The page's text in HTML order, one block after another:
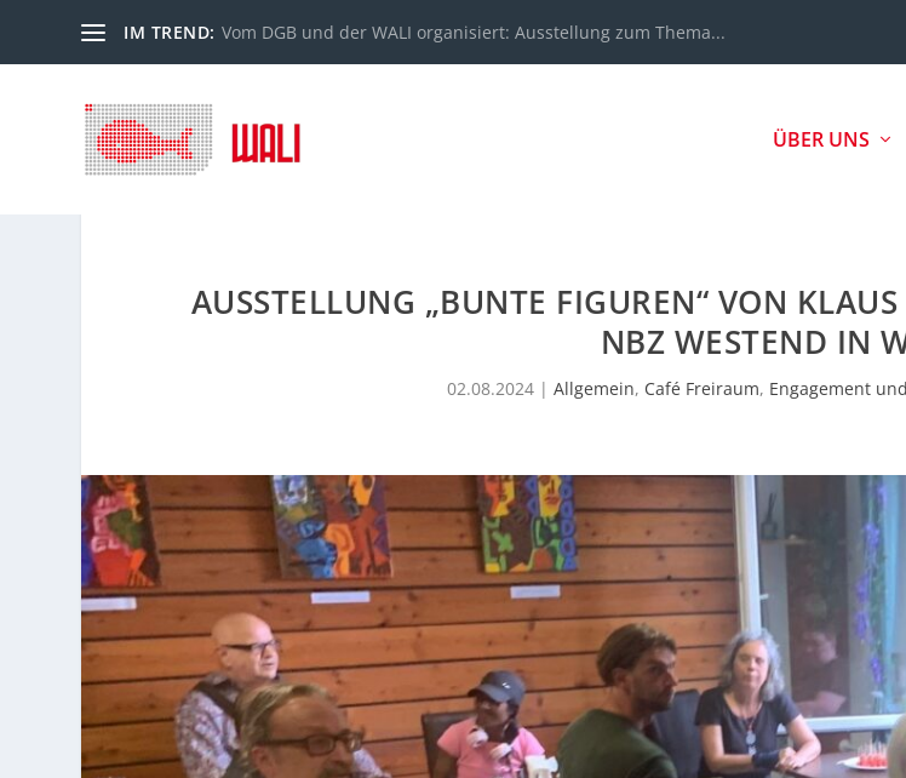
IM TREND: Vom DGB und der WALI organisiert: Ausstellung zum Thema...
ÜBER UNS
AUSSTELLUNG „BUNTE FIGUREN“ VON
NBZ WESTEND IN
02.08.2024| Allgemein, Café Freiraum, Engagement